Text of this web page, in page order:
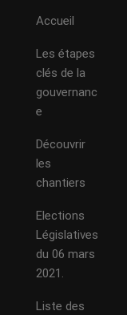
Accueil
Les étapes
clés de la
gouvernanc
e
Découvrir
les
chantiers
Elections
Législatives
du 06 mars
2021.
Liste des